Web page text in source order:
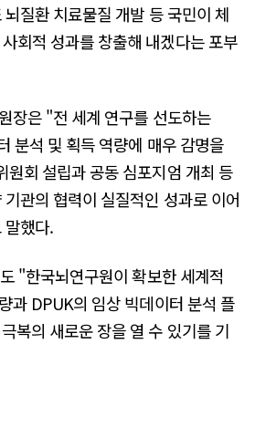
질환 치료물질 개발 등 국민이 체
회적 성과를 창출해 내겠다는 포부
장은 "전 세계 연구를 선도하는
분석 및 획득 역량에 매우 감명을
회 설립과 공동 심포지엄 개최 등
관의 협력이 실질적인 성과로 이어
했다.
"한국뇌연구원이 확보한 세계적
과 DPUK의 임상 빅데이터 분석 플
복의 새로운 장을 열 수 있기를 기